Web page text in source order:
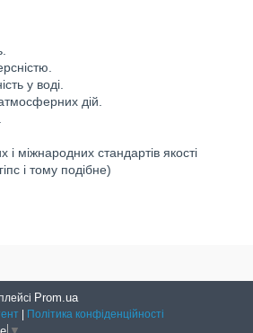
у воді.
дій.
і міжнародних стандартів якості
і тому подібне)
Prom.ua
Політика конфіденційності